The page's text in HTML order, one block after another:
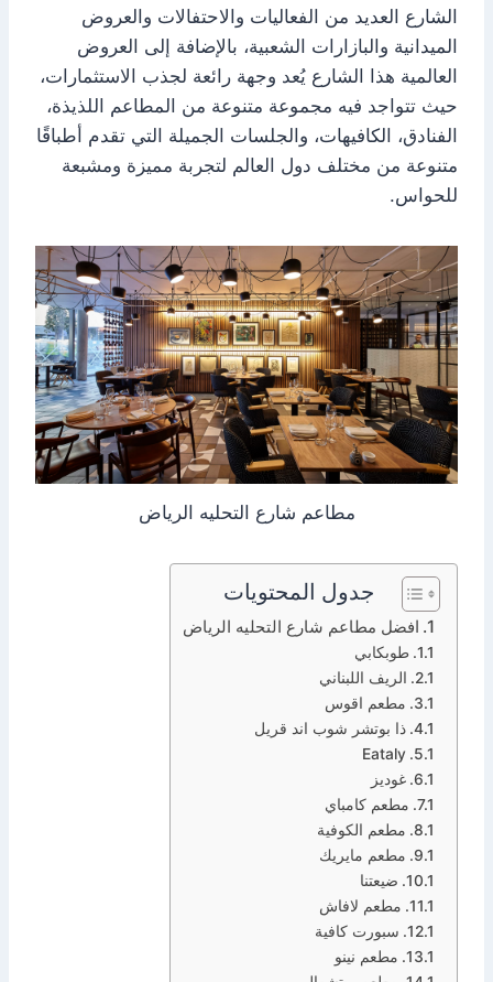
الشارع العديد من الفعاليات والاحتفالات والعروض
الميدانية والبازارات الشعبية، بالإضافة إلى العروض
العالمية هذا الشارع يُعد وجهة رائعة لجذب الاستثمارات،
حيث تتواجد فيه مجموعة متنوعة من المطاعم اللذيذة،
الفنادق، الكافيهات، والجلسات الجميلة التي تقدم أطباقًا
متنوعة من مختلف دول العالم لتجربة مميزة ومشبعة
للحواس.
مطاعم شارع التحليه الرياض
جدول المحتويات
افضل مطاعم شارع التحليه الرياض
طوبكابي
الريف اللبناني
مطعم اقوس
ذا بوتشر شوب اند قريل
Eataly
غوديز
مطعم كامباي
مطعم الكوفية
مطعم مايريك
ضيعتنا
مطعم لافاش
سبورت كافية
مطعم نينو